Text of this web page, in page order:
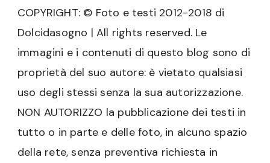
COPYRIGHT: © Foto e testi 2012-2018 di
Dolcidasogno | All rights reserved. Le
immagini e i contenuti di questo blog sono di
proprietà del suo autore: è vietato qualsiasi
uso degli stessi senza la sua autorizzazione.
NON AUTORIZZO la pubblicazione dei testi in
tutto o in parte e delle foto, in alcuno spazio
della rete, senza preventiva richiesta in